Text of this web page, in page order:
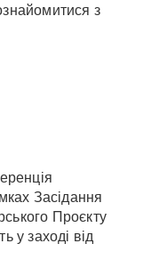
з
Засідання
Проєкту
у заході від